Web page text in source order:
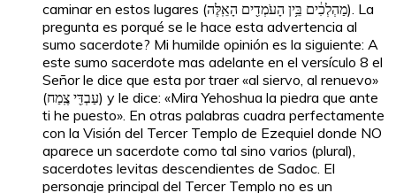
caminar en estos lugares (מַהְלְכִ֔ים בֵּ֥ין הָעֹמְדִ֖ים הָאֵֽלֶּה). La
pregunta es porqué se le hace esta advertencia al
sumo sacerdote? Mi humilde opinión es la siguiente: A
este sumo sacerdote mas adelante en el versículo 8 el
Señor le dice que esta por traer «al siervo, al renuevo»
(עַבְדִּ֖י צֶֽמַח) y le dice: «Mira Yehoshua la piedra que ante
ti he puesto». En otras palabras cuadra perfectamente
con la Visión del Tercer Templo de Ezequiel donde NO
aparece un sacerdote como tal sino varios (plural),
sacerdotes levitas descendientes de Sadoc. El
personaje principal del Tercer Templo no es un